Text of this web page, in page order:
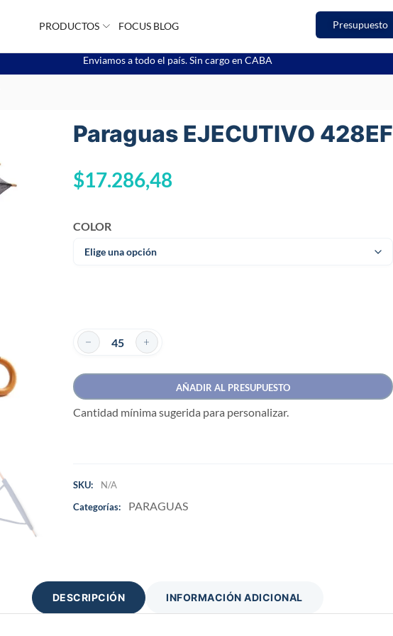
PRODUCTOS FOCUS BLOG Presupuesto
Enviamos a todo el país. Sin cargo en CABA
Paraguas EJECUTIVO 428EF
$17.286,48
COLOR
AÑADIR AL PRESUPUESTO
Cantidad mínima sugerida para personalizar.
SKU:
N/A
Categorías:
PARAGUAS
DESCRIPCIÓN INFORMACIÓN ADICIONAL